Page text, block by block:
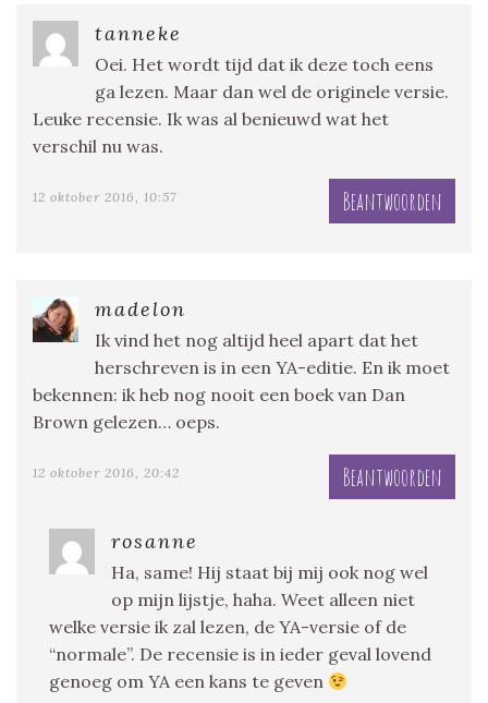
tanneke
Oei. Het wordt tijd dat ik deze toch eens
ga lezen. Maar dan wel de originele versie.
Leuke recensie. Ik was al benieuwd wat het
verschil nu was.
12 oktober 2016, 10:57 Beantwoorden
madelon
Ik vind het nog altijd heel apart dat het
herschreven is in een YA-editie. En ik moet
bekennen: ik heb nog nooit een boek van Dan
Brown gelezen… oeps.
12 oktober 2016, 20:42 Beantwoorden
rosanne
Ha, same! Hij staat bij mij ook nog wel
op mijn lijstje, haha. Weet alleen niet
welke versie ik zal lezen, de YA-versie of de
“normale”. De recensie is in ieder geval lovend
genoeg om YA een kans te geven